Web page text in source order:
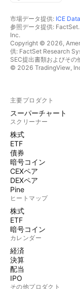
市場データ提供: ICE
参照データ提供:
Inc.
Copyright © 2026,
供: FactSet Research
SEC提出書類およびその
© 2026 TradingView,
主要プロダクト
スーパーチャート
スクリーナー
株式
ETF
債券
暗号コイン
CEXペア
DEXペア
Pine
ヒートマップ
株式
ETF
暗号コイン
カレンダー
経済
決算
配当
IPO
その他プロダクト